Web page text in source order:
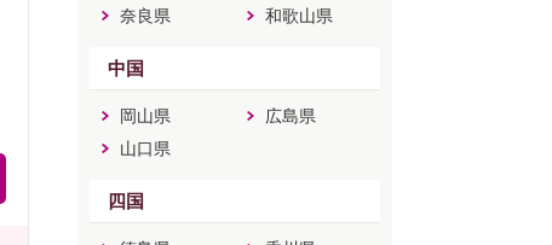
奈良県
和歌山県
中国
岡山県
広島県
山口県
四国